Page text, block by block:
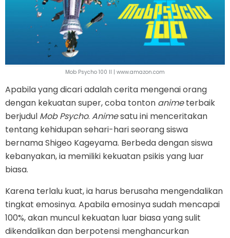
Mob Psycho 100 II | www.amazon.com
Apabila yang dicari adalah cerita mengenai orang
dengan kekuatan super, coba tonton animeterbaik
berjudul Mob Psycho. Animesatu ini menceritakan
tentang kehidupan sehari-hari seorang siswa
bernama Shigeo Kageyama. Berbeda dengan siswa
kebanyakan, ia memiliki kekuatan psikis yang luar
biasa.
Karena terlalu kuat, ia harus berusaha mengendalikan
tingkat emosinya. Apabila emosinya sudah mencapai
100%, akan muncul kekuatan luar biasa yang sulit
dikendalikan dan berpotensi menghancurkan